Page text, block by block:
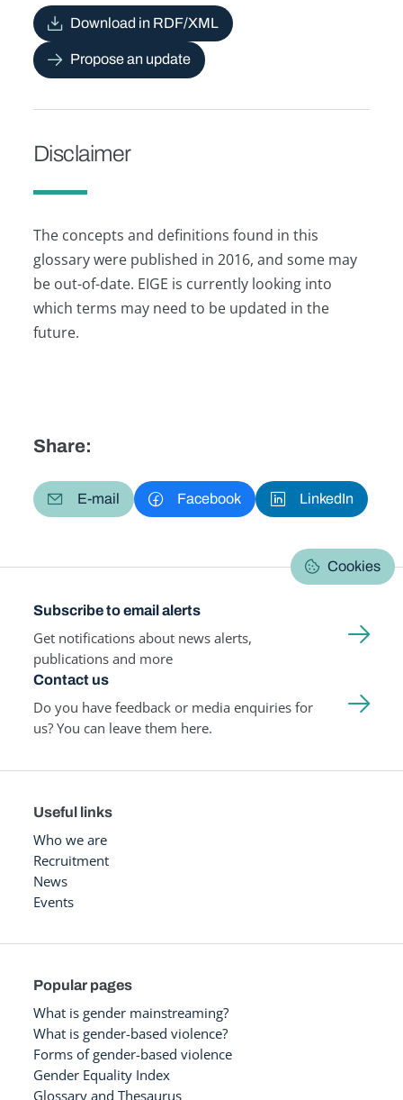
Download in RDF/XML
Propose an update
Disclaimer
The concepts and definitions found in this
glossary were published in 2016, and some may
be out-of-date. EIGE is currently looking into
which terms may need to be updated in the
future.
Share:
E-mail Facebook LinkedIn
Cookies
Subscribe to email alerts
Get notifications about news alerts,
publications and more
Contact us
Do you have feedback or media enquiries for
us? You can leave them here.
Useful links
Who we are
Recruitment
News
Events
Popular pages
What is gender mainstreaming?
What is gender-based violence?
Forms of gender-based violence
Gender Equality Index
Glossary and Thesaurus